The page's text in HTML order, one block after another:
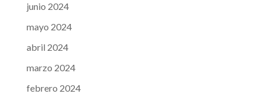
junio 2024
mayo 2024
abril 2024
marzo 2024
febrero 2024